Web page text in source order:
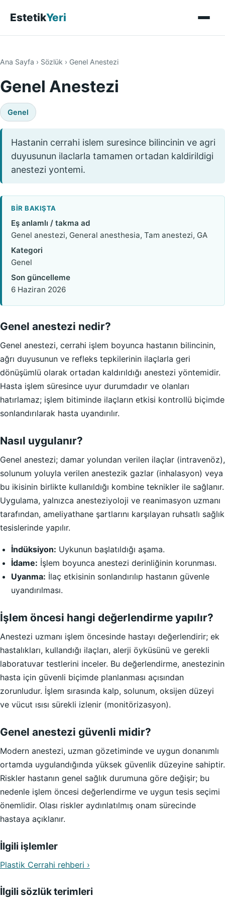
EstetikYeri
Ana Sayfa › Sözlük › Genel Anestezi
Genel Anestezi
Genel
Hastanin cerrahi islem suresince bilincinin ve agri
duyusunun ilaclarla tamamen ortadan kaldirildigi
anestezi yontemi.
BIR BAKIŞTA
Eş anlamlı / takma ad
Genel anestezi, General anesthesia, Tam anestezi, GA
Kategori
Genel
Son güncelleme
6 Haziran 2026
Genel anestezi nedir?
Genel anestezi, cerrahi işlem boyunca hastanın bilincinin,
ağrı duyusunun ve refleks tepkilerinin ilaçlarla geri
dönüşümlü olarak ortadan kaldırıldığı anestezi yöntemidir.
Hasta işlem süresince uyur durumdadır ve olanları
hatırlamaz; işlem bitiminde ilaçların etkisi kontrollü biçimde
sonlandırılarak hasta uyandırılır.
Nasıl uygulanır?
Genel anestezi; damar yolundan verilen ilaçlar (intravenöz),
solunum yoluyla verilen anestezik gazlar (inhalasyon) veya
bu ikisinin birlikte kullanıldığı kombine teknikler ile sağlanır.
Uygulama, yalnızca anesteziyoloji ve reanimasyon uzmanı
tarafından, ameliyathane şartlarını karşılayan ruhsatlı sağlık
tesislerinde yapılır.
İndüksiyon: Uykunun başlatıldığı aşama.
İdame: İşlem boyunca anestezi derinliğinin korunması.
Uyanma: İlaç etkisinin sonlandırılıp hastanın güvenle
uyandırılması.
İşlem öncesi hangi değerlendirme yapılır?
Anestezi uzmanı işlem öncesinde hastayı değerlendirir; ek
hastalıkları, kullandığı ilaçları, alerji öyküsünü ve gerekli
laboratuvar testlerini inceler. Bu değerlendirme, anestezinin
hasta için güvenli biçimde planlanması açısından
zorunludur. İşlem sırasında kalp, solunum, oksijen düzeyi
ve vücut ısısı sürekli izlenir (monitörizasyon).
Genel anestezi güvenli midir?
Modern anestezi, uzman gözetiminde ve uygun donanımlı
ortamda uygulandığında yüksek güvenlik düzeyine sahiptir.
Riskler hastanın genel sağlık durumuna göre değişir; bu
nedenle işlem öncesi değerlendirme ve uygun tesis seçimi
önemlidir. Olası riskler aydınlatılmış onam sürecinde
hastaya açıklanır.
İlgili işlemler
Plastik Cerrahi rehberi ›
İlgili sözlük terimleri